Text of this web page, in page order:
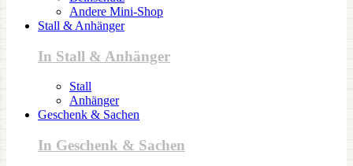
Andere Mini-Shop
Stall & Anhänger
In Stall & Anhänger
Stall
Anhänger
Geschenk & Sachen
In Geschenk & Sachen